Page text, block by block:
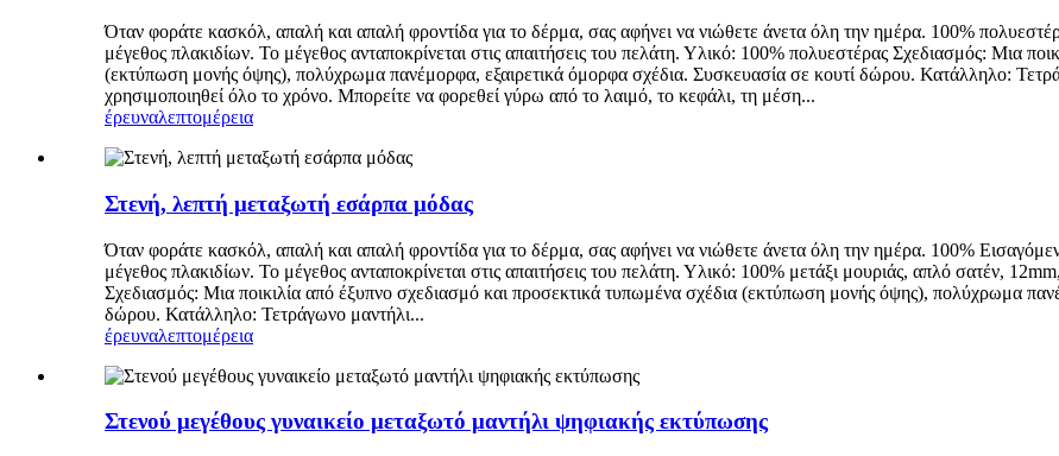
Όταν φοράτε κασκόλ, απαλή και απαλή φροντίδα για το δέρμα, σας αφήνει να νιώθετε άνετα όλη την ημέρα. 100%
μέγεθος πλακιδίων. Το μέγεθος ανταποκρίνεται στις απαιτήσεις του πελάτη. Υλικό: 100% πολυεστέρας Σχεδιασμός: Μια
(εκτύπωση μονής όψης), πολύχρωμα πανέμορφα, εξαιρετικά όμορφα σχέδια. Συσκευασία σε κουτί δώρου. Κατάλληλο:
χρησιμοποιηθεί όλο το χρόνο. Μπορείτε να φορεθεί γύρω από το λαιμό, το κεφάλι, τη μέση...
έρευναλεπτομέρεια
Στενή, λεπτή μεταξωτή εσάρπα μόδας
Όταν φοράτε κασκόλ, απαλή και απαλή φροντίδα για το δέρμα, σας αφήνει να νιώθετε άνετα όλη την ημέρα. 100%
μέγεθος πλακιδίων. Το μέγεθος ανταποκρίνεται στις απαιτήσεις του πελάτη. Υλικό: 100% μετάξι μουριάς, απλό σατέν,
Σχεδιασμός: Μια ποικιλία από έξυπνο σχεδιασμό και προσεκτικά τυπωμένα σχέδια (εκτύπωση μονής όψης), πολύχρωμα
δώρου. Κατάλληλο: Τετράγωνο μαντήλι...
έρευναλεπτομέρεια
Στενού μεγέθους γυναικείο μεταξωτό μαντήλι ψηφιακής εκτύπωσης